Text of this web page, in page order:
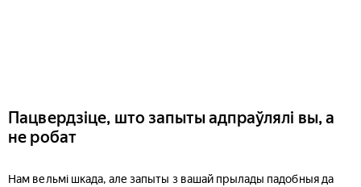
Пацвердзіце, што запыты адпраўлялі вы, а
не робат
Нам вельмі шкада, але запыты з вашай прылады падобныя да